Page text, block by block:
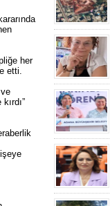
her
etti.